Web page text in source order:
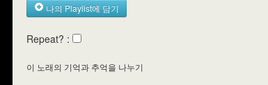
나의 Playlist에 담기
Repeat? :
이 노래의 기억과 추억을 나누기